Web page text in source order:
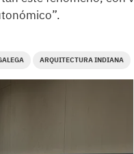
ARQUITECTURA INDIANA